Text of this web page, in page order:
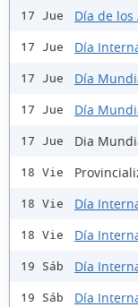
17 Jue Día de los
17 Jue Día
17 Jue Día
17 Jue Día
17 Jue Dia
18 Vie
18 Vie Día
18 Vie Día
19 Sáb Día
19 Sáb Día